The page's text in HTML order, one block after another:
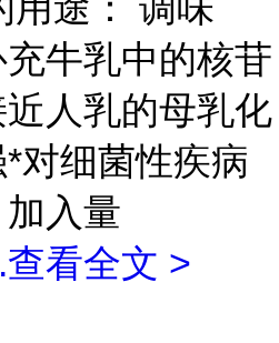
牛乳中的核苷
人乳的母乳化
对细菌性疾病
入量
查看全文 >